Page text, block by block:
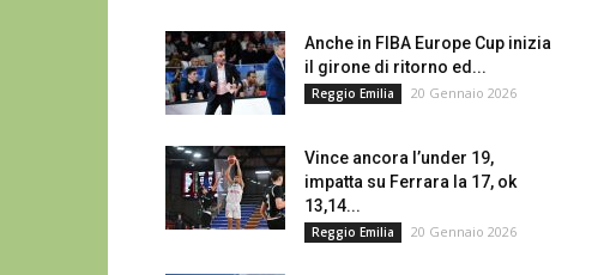
Anche in FIBA Europe Cup inizia
il girone di ritorno ed...
Reggio Emilia 20 Gennaio 2026
Vince ancora l’under 19,
impatta su Ferrara la 17, ok
13,14...
Reggio Emilia 20 Gennaio 2026